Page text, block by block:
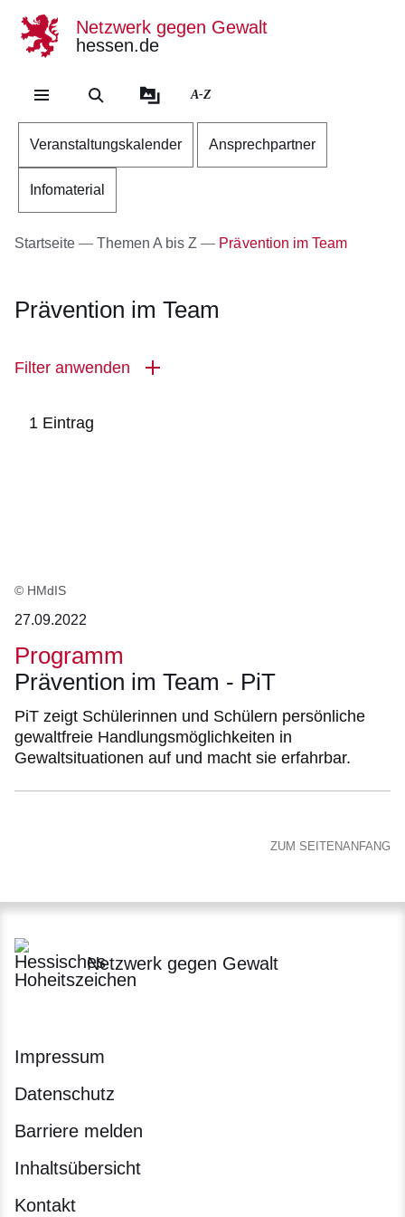
Netzwerk gegen Gewalt
hessen.de
A-Z
Veranstaltungskalender Ansprechpartner
Infomaterial
Startseite Themen A bis Z Prävention im Team
Prävention im Team
Filter anwenden
1 Eintrag
© HMdIS
27.09.2022
Programm
Prävention im Team - PiT
PiT zeigt Schülerinnen und Schülern persönliche
gewaltfreie Handlungsmöglichkeiten in
Gewaltsituationen auf und macht sie erfahrbar.
ZUM SEITENANFANG
Netzwerk gegen Gewalt
Impressum
Datenschutz
Barriere melden
Inhaltsübersicht
Kontakt